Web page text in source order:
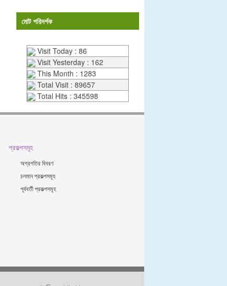
মোট পরিদর্শক
Visit Today : 86
Visit Yesterday : 162
This Month : 1283
Total Visit : 89657
Total Hits : 345598
প্রকল্পসমূহ
অগ্রগতির বিবরণ
চলমান প্রকল্পসমূহ
পূর্ববর্তী প্রকল্পসমূহ